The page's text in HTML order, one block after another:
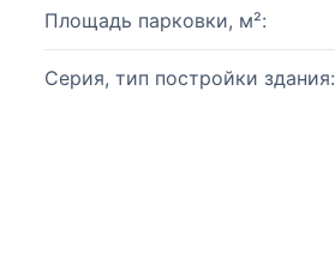
Площадь парковки, м²:
Серия, тип постройки здания: